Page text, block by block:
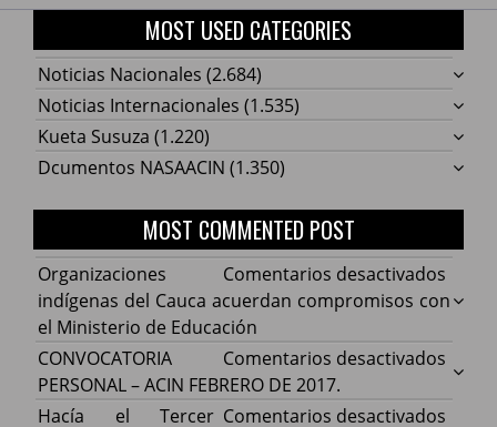
MOST USED CATEGORIES
Noticias Nacionales (2.684)
Noticias Internacionales (1.535)
Kueta Susuza (1.220)
Dcumentos NASAACIN (1.350)
MOST COMMENTED POST
Comentarios desactivados
Cauca
Organizaciones
indígenas del Cauca acuerdan compromisos con
el Ministerio de Educación
Comentarios desactivados
CONVOCATORIA
PERSONAL – ACIN FEBRERO DE 2017.
Comentarios desactivados
Hacía el Tercer